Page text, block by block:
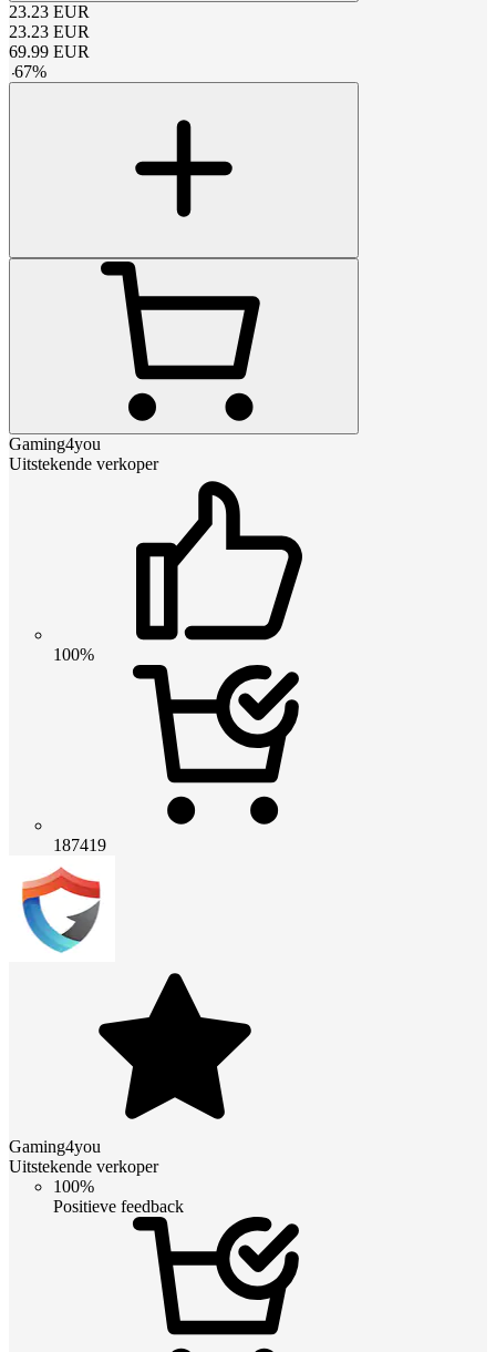
23.23 EUR
23.23 EUR
69.99 EUR
-67%
Gaming4you
Uitstekende verkoper
100%
187419
Gaming4you
Uitstekende verkoper
100%
Positieve feedback